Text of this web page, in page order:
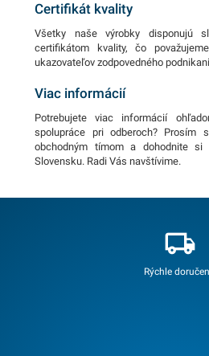
Certifikát kvality
Všetky naše výrobky disponujú
certifikátom kvality, čo
ukazovateľov zodpovedného
Viac informácií
Potrebujete viac informácií
spolupráce pri odberoch? Prosím
obchodným tímom a dohodnite si
Slovensku. Radi Vás navštívime.
Rýchle